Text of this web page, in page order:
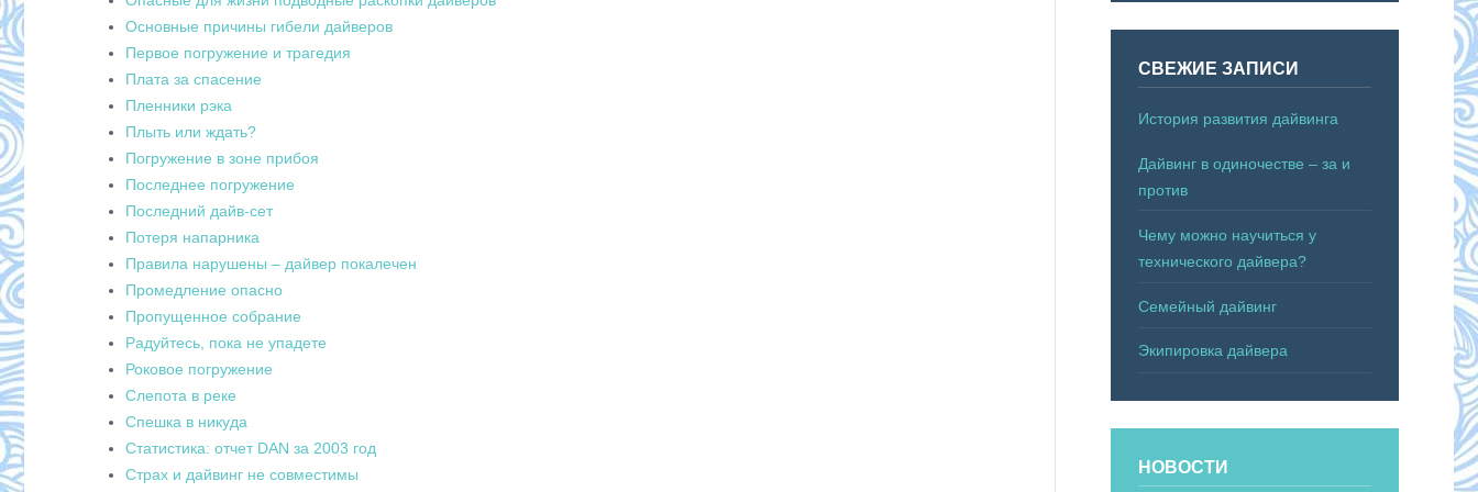
Основные причины гибели дайверов
Первое погружение и трагедия
Плата за спасение
Пленники рэка
Плыть или ждать?
Погружение в зоне прибоя
Последнее погружение
Последний дайв-сет
Потеря напарника
Правила нарушены – дайвер покалечен
Промедление опасно
Пропущенное собрание
Радуйтесь, пока не упадете
Роковое погружение
Слепота в реке
Спешка в никуда
Статистика: отчет DAN за 2003 год
Страх и дайвинг не совместимы
СВЕЖИЕ ЗАПИСИ
История развития дайвинга
Дайвинг в одиночестве – за и
против
Чему можно научиться у
технического дайвера?
Семейный дайвинг
Экипировка дайвера
НОВОСТИ